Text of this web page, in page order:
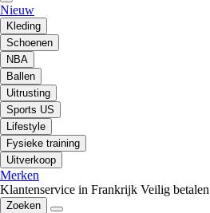
Nieuw
Kleding
Schoenen
NBA
Ballen
Uitrusting
Sports US
Lifestyle
Fysieke training
Uitverkoop
Merken
Klantenservice in Frankrijk Veilig betalen
Zoeken